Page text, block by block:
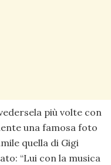
più volte con
una famosa foto
quella di Gigi
“Lui con la musica